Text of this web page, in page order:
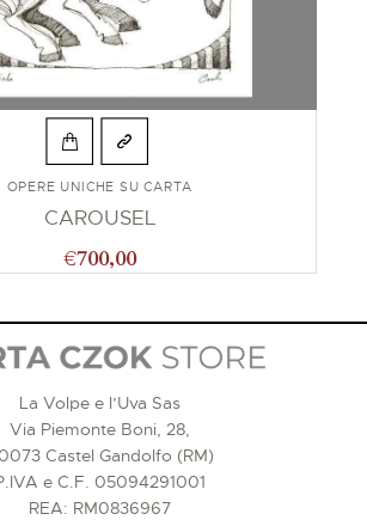
OPERE UNICHE SU CARTA
CAROUSEL
€700,00
La Volpe e l’Uva Sas
Via Piemonte Boni, 28,
Castel Gandolfo (RM)
e C.F. 05094291001
REA: RM0836967